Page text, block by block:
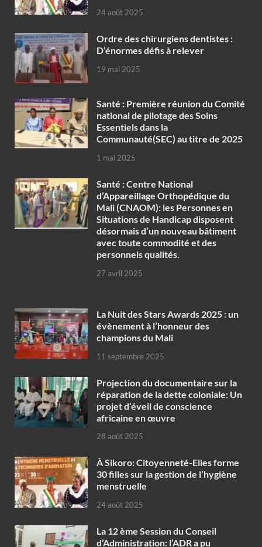
24 août 2025
Ordre des chirurgiens dentistes :
D’énormes défis à relever
19 mai 2025
Santé : Première réunion du Comité
national de pilotage des Soins
Essentiels dans la
Communauté(SEC) au titre de 2025
1 mai 2025
Santé : Centre National
d’Appareillage Orthopédique du
Mali (CNAOM): les Personnes en
Situations de Handicap disposent
désormais d’un nouveau bâtiment
avec toute commodité et des
personnels qualités.
27 avril 2025
‎La Nuit des Stars Awards 2025 : un
évènement à l’honneur des
champions du Mali
11 septembre 2025
Projection du documentaire sur la
réparation de la dette coloniale: Un
projet d’éveil de conscience
africaine en œuvre‎
28 août 2025
À Sikoro: Citoyenneté-Elles forme
30 filles sur la gestion de l’hygiène
menstruelle
24 août 2025
La 12 ème Session du Conseil
d’Administration: l’ADR a pu